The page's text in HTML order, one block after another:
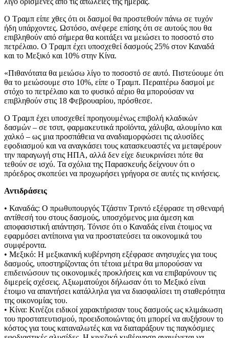
Ο Τραμπ είπε χθες ότι οι δασμοί θα προστεθούν πάνω σε τυχόν
ήδη υπάρχοντες. Ωστόσο, ανέφερε επίσης ότι σε αυτούς που θα
επιβληθούν από σήμερα θα κοιτάξει να μειώσει το ποσοστό στο
πετρέλαιο. Ο Τραμπ έχει υποσχεθεί δασμούς 25% στον Καναδά
και το Μεξικό και 10% στην Κίνα.
«Πιθανότατα θα μειώσω λίγο το ποσοστό σε αυτό. Πιστεύουμε ότι
θα το μειώσουμε στο 10%, είπε ο Τραμπ. Περαιτέρω δασμοί με
στόχο το πετρέλαιο και το φυσικό αέριο θα μπορούσαν να
επιβληθούν στις 18 Φεβρουαρίου, πρόσθεσε.
Ο Τραμπ έχει υποσχεθεί προηγουμένως επιβολή κλαδικών
δασμών – σε τσιπ, φαρμακευτικά προϊόντα, χάλυβα, αλουμίνιο και
χαλκό – ως μια προσπάθεια να αναδιαμορφώσει τις αλυσίδες
εφοδιασμού και να αναγκάσει τους κατασκευαστές να μεταφέρουν
την παραγωγή στις ΗΠΑ, αλλά δεν είχε διευκρινίσει πότε θα
τεθούν σε ισχύ. Τα σχόλια της Παρασκευής δείχνουν ότι ο
πρόεδρος σκοπεύει να προχωρήσει γρήγορα σε αυτές τις κινήσεις.
Αντιδράσεις
• Καναδάς: Ο πρωθυπουργός Τζάστιν Τριντό εξέφρασε τη σθεναρή
αντίθεσή του στους δασμούς, υποσχόμενος μια άμεση και
αποφασιστική απάντηση. Τόνισε ότι ο Καναδάς είναι έτοιμος να
εφαρμόσει αντίποινα για να προστατεύσει τα οικονομικά του
συμφέροντα.
• Μεξικό: Η μεξικανική κυβέρνηση εξέφρασε ανησυχίες για τους
δασμούς, υποστηρίζοντας ότι τέτοια μέτρα θα μπορούσαν να
επιδεινώσουν τις οικονομικές προκλήσεις και να επιβαρύνουν τις
διμερείς σχέσεις. Αξιωματούχοι δήλωσαν ότι το Μεξικό είναι
έτοιμο να απαντήσει κατάλληλα για να διασφαλίσει τη σταθερότητα
της οικονομίας του.
• Κίνα: Κινέζοι ειδικοί χαρακτήρισαν τους δασμούς ως κλιμάκωση
του προστατευτισμού, προειδοποιώντας ότι μπορεί να αυξήσουν το
κόστος για τους καταναλωτές και να διαταράξουν τις παγκόσμιες